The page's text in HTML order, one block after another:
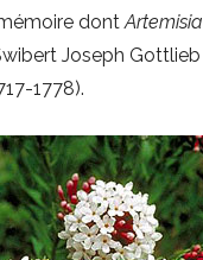
dont
Joseph
1778).